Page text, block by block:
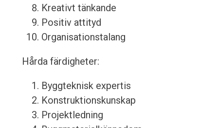
Kreativt tänkande
Positiv attityd
Organisationstalang
Hårda färdigheter:
Byggteknisk expertis
Konstruktionskunskap
Projektledning